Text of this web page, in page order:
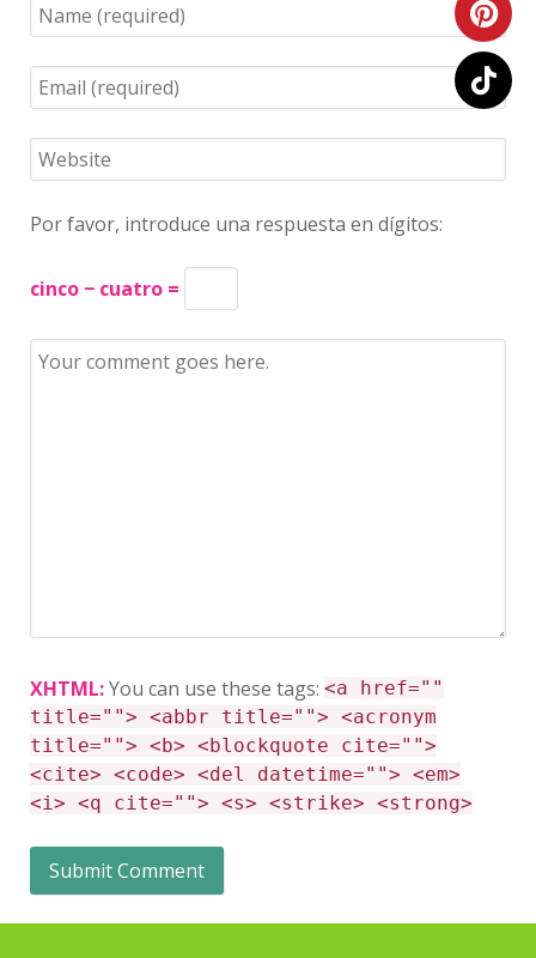
Por favor, introduce una respuesta en dígitos:
cinco − cuatro =
XHTML:You can use these tags: <a href=""
title=""> <abbr title=""> <acronym
title=""> <b> <blockquote cite="">
<cite> <code> <del datetime=""> <em>
<i> <q cite=""> <s> <strike> <strong>